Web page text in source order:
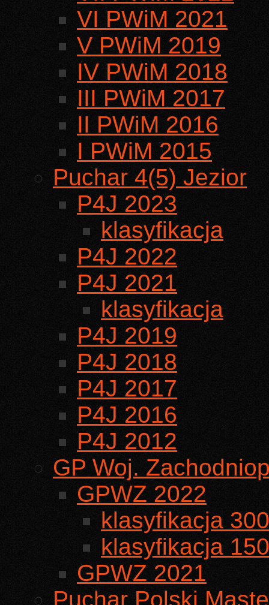
VI PWiM 2021
V PWiM 2019
IV PWiM 2018
III PWiM 2017
II PWiM 2016
I PWiM 2015
Puchar 4(5) Jezior
P4J 2023
klasyfikacja
P4J 2022
P4J 2021
klasyfikacja
P4J 2019
P4J 2018
P4J 2017
P4J 2016
P4J 2012
GP Woj.
GPWZ 2022
klasyfikacja
klasyfikacja
GPWZ 2021
Puchar Polski